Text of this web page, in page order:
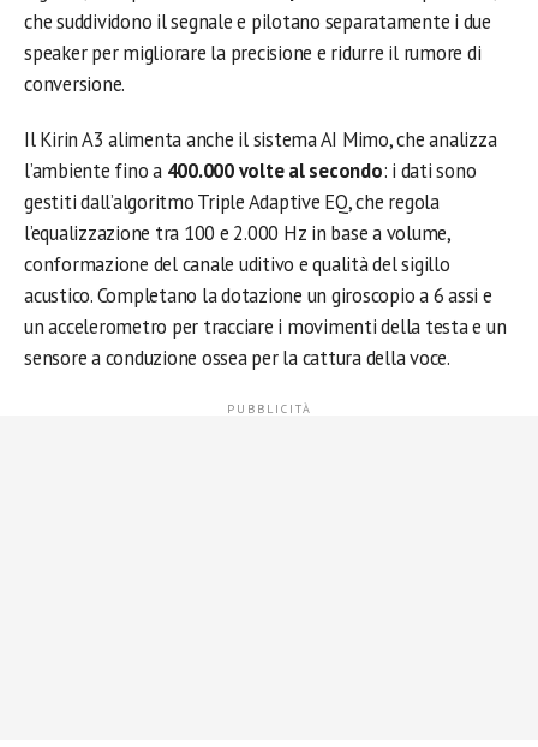
che suddividono il segnale e pilotano separatamente i due
speaker per migliorare la precisione e ridurre il rumore di
conversione.
Il Kirin A3 alimenta anche il sistema AI Mimo, che analizza
l’ambiente fino a 400.000 volte al secondo: i dati sono
gestiti dall’algoritmo Triple Adaptive EQ, che regola
l’equalizzazione tra 100 e 2.000 Hz in base a volume,
conformazione del canale uditivo e qualità del sigillo
acustico. Completano la dotazione un giroscopio a 6 assi e
un accelerometro per tracciare i movimenti della testa e un
sensore a conduzione ossea per la cattura della voce.